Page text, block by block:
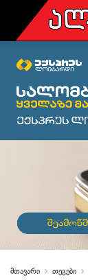
მთავარი თეგები